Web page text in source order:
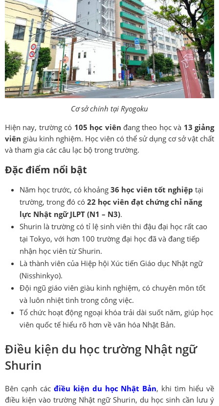
Cơ sở chính tại Ryogoku
Hiện nay, trường có 105 học viên đang theo học và 13 giảng
viên giàu kinh nghiệm. Học viên có thể sử dụng cơ sở vật chất
và tham gia các câu lạc bộ trong trường.
Đặc điểm nổi bật
Năm học trước, có khoảng 36 học viên tốt nghiệp tại
trường, trong đó có 22 học viên đạt chứng chỉ năng
lực Nhật ngữ JLPT (N1 – N3).
Shurin là trường có tỉ lệ sinh viên thi đậu đại học rất cao
tại Tokyo, với hơn 100 trường đại học đã và đang tiếp
nhận học viên từ Shurin.
Là thành viên của Hiệp hội Xúc tiến Giáo dục Nhật ngữ
(Nisshinkyo).
Đội ngũ giáo viên giàu kinh nghiệm, có chuyên môn tốt
và luôn nhiệt tình trong công việc.
Tổ chức hoạt động ngoại khóa trải dài suốt năm, giúp học
viên quốc tế hiểu rõ hơn về văn hóa Nhật Bản.
Điều kiện du học trường Nhật ngữ
Shurin
Bên cạnh các điều kiện du học Nhật Bản, khi tìm hiểu về
điều kiện vào trường Nhật ngữ Shurin, du học sinh cần lưu ý